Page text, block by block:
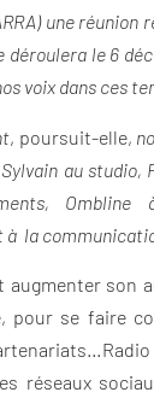
une réunion
déroulera le 6
voix dans ces
, poursuit-elle,
au studio,
Ombline
la
augmenter son
pour se faire
réseaux